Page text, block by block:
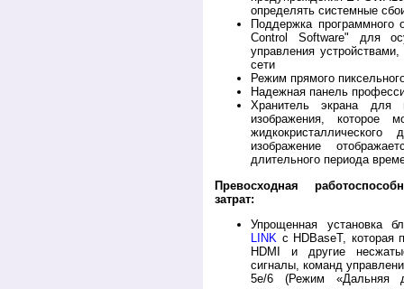
определять системные
Поддержка программного
Control Software" для
управления
сети
Режим прямого
Надежная панель
Хранитель экрана для
изображения, которое
изображение
длительного периода
Превосходная
затрат:
Упрощенная установка
LINK c HDBaseT, которая
HDMI и другие
сигналы, команд
5e/6 (Режим «Дальняя